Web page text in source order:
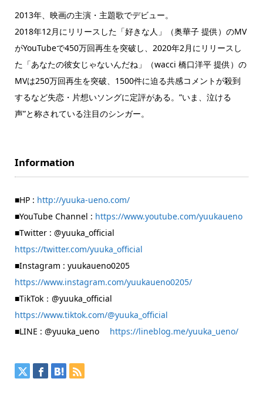
2013年、映画の主演・主題歌でデビュー。
2018年12月にリリースした「好きな人」（奥華子 提供）のMV
がYouTubeで450万回再生を突破し、2020年2月にリリースし
た「あなたの彼女じゃないんだね」（wacci 橋口洋平 提供）の
MVは250万回再生を突破、1500件に迫る共感コメントが殺到
するなど失恋・片想いソングに定評がある。”いま、泣ける
声”と称されている注目のシンガー。
Information
■HP : http://yuuka-ueno.com/
■YouTube Channel : https://www.youtube.com/yuukaueno
■Twitter : @yuuka_official
https://twitter.com/yuuka_official
■Instagram : yuukaueno0205
https://www.instagram.com/yuukaueno0205/
■TikTok：@yuuka_official
https://www.tiktok.com/@yuuka_official
■LINE : @yuuka_ueno
https://lineblog.me/yuuka_ueno/